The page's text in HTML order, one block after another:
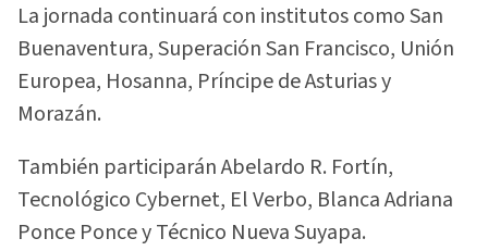
La jornada continuará con institutos como San
Buenaventura, Superación San Francisco, Unión
Europea, Hosanna, Príncipe de Asturias y
Morazán.
También participarán Abelardo R. Fortín,
Tecnológico Cybernet, El Verbo, Blanca Adriana
Ponce Ponce y Técnico Nueva Suyapa.